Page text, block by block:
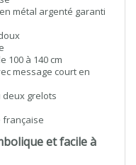
métal argenté garanti
100 à 140 cm
message court en
deux grelots
française
et facile à